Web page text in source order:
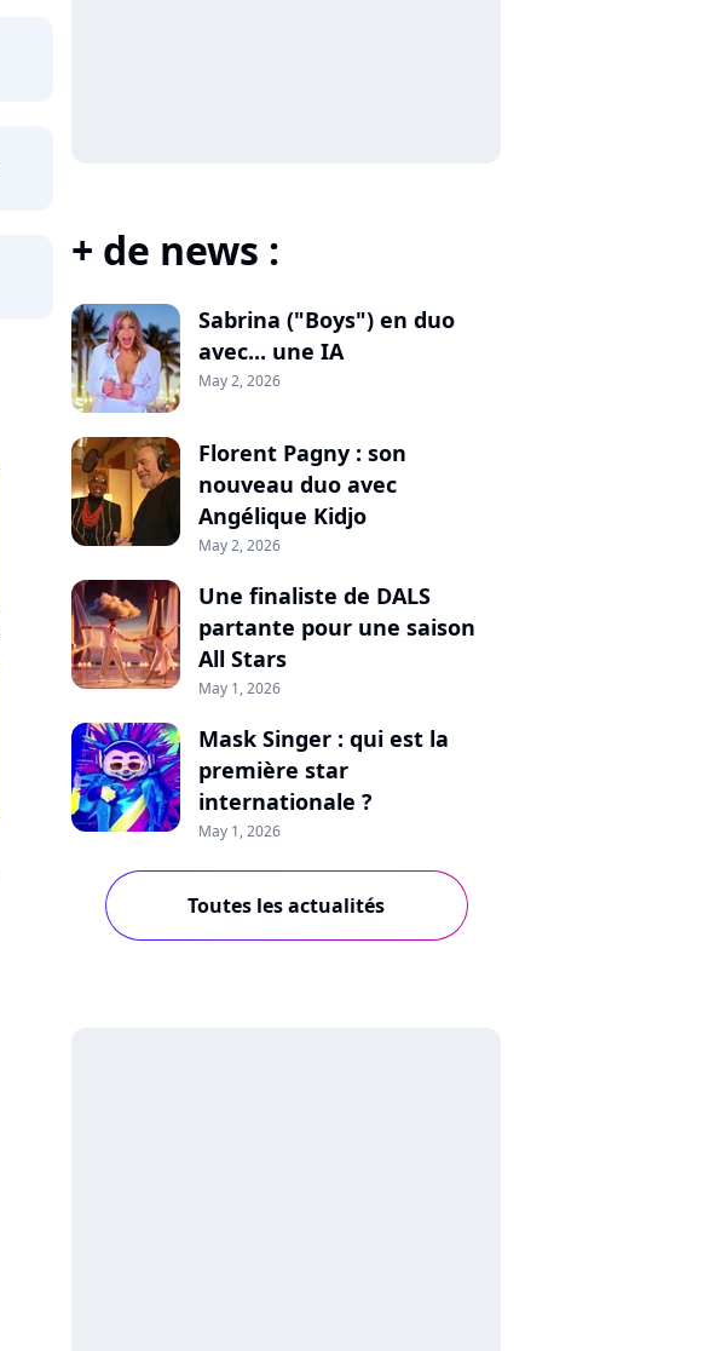
+ de news :
Sabrina ("Boys") en duo
avec... une IA
May 2, 2026
Florent Pagny : son
nouveau duo avec
Angélique Kidjo
May 2, 2026
Une finaliste de DALS
partante pour une saison
All Stars
May 1, 2026
Mask Singer : qui est la
première star
internationale ?
May 1, 2026
Toutes les actualités